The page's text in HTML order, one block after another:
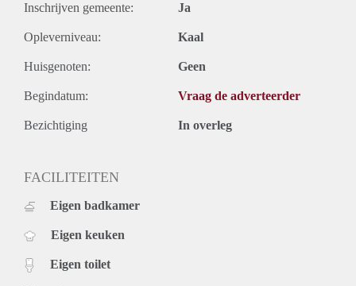
Inschrijven gemeente: Ja
Opleverniveau: Kaal
Huisgenoten: Geen
Begindatum: Vraag de adverteerder
Bezichtiging In overleg
FACILITEITEN
Eigen badkamer
Eigen keuken
Eigen toilet